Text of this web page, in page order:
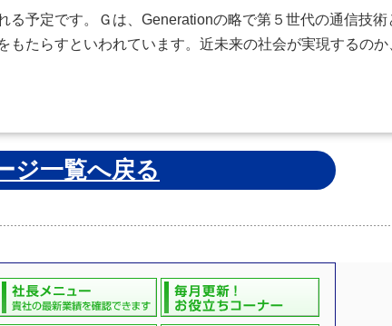
予定です。Ｇは、Generationの略で第５世代の通信技術
たらすといわれています。近未来の社会が実現するの
ジ一覧へ戻る